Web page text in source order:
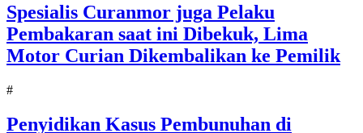
Spesialis Curanmor juga Pelaku
Pembakaran saat ini Dibekuk, Lima
Motor Curian Dikembalikan ke Pemilik
#
Penyidikan Kasus Pembunuhan di